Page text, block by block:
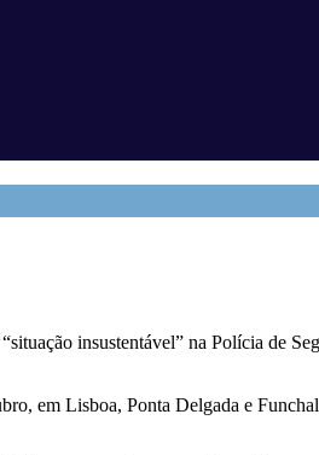
insustentável” na Polícia de
em Lisboa, Ponta Delgada e